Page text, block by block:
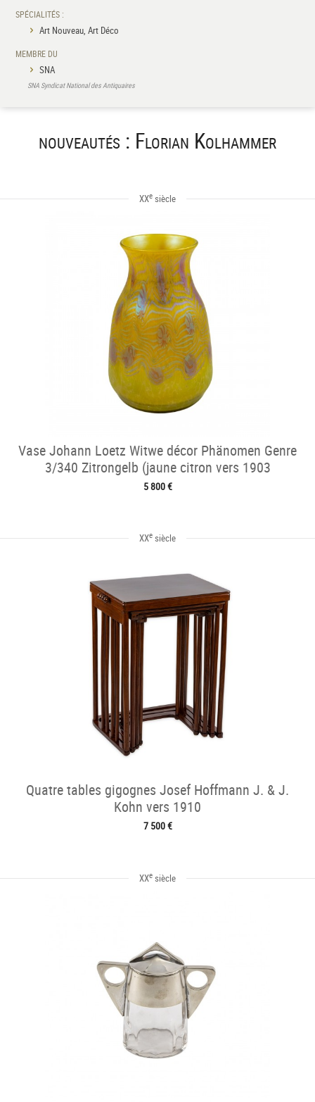
SPÉCIALITÉS :
Art Nouveau, Art Déco
MEMBRE DU
SNA
SNA Syndicat National des Antiquaires
nouveautés : Florian Kolhammer
XXe siècle
Vase Johann Loetz Witwe décor Phänomen Genre
3/340 Zitrongelb (jaune citron vers 1903
5 800 €
XXe siècle
Quatre tables gigognes Josef Hoffmann J. & J.
Kohn vers 1910
7 500 €
XXe siècle